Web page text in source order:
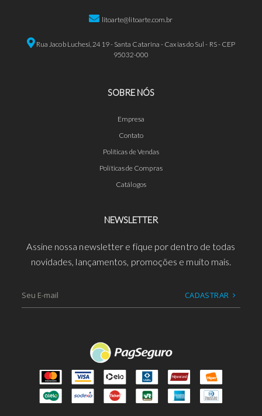
litoarte@litoarte.com.br
Rua Jacob Luchesi, 2419 - Santa Catarina - Caxias do Sul - RS - CEP
95032-000
SOBRE NÓS
Empresa
Contato
Políticas de Vendas
Políticas de Compras
Catálogos
NEWSLETTER
Assine nossa newsletter e fique por dentro de todas
novidades, lançamentos, promoções e muito mais.
CADASTRAR